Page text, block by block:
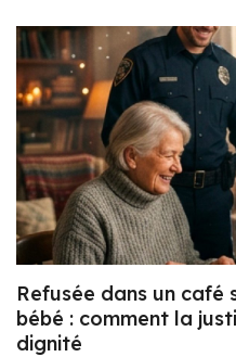
Refusée dans un café
bébé : comment la
dignité